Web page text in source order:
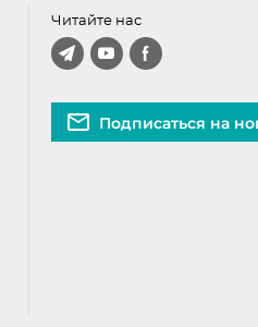
Читайте нас
Подписаться на